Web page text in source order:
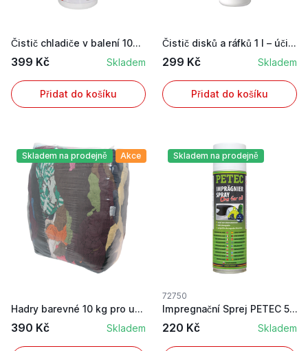
Čistič chladiče v balení 1000 ml pro čištění ch...
399 Kč Skladem
Přidat do košíku
Čistič disků a ráfků 1 l – účinný přípravek na ...
299 Kč Skladem
Přidat do košíku
Skladem na prodejně Akce
Hadry barevné 10 kg pro utření špíny a špinavýc...
390 Kč Skladem
Skladem na prodejně
72750
Impregnační Sprej PETEC 500ml pro dlouhodobou o...
220 Kč Skladem